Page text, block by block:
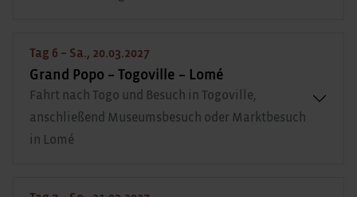
Tag 6 – Sa., 20.03.2027
Grand Popo – Togoville – Lomé
Fahrt nach Togo und Besuch in Togoville,
anschließend Museumsbesuch oder Marktbesuch
in Lomé